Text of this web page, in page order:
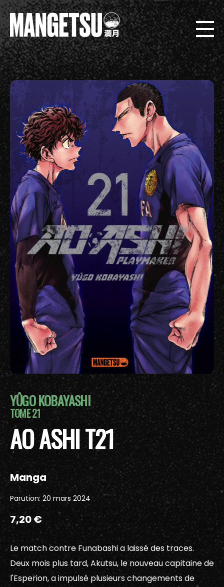
YÛGO KOBAYASHI
TOME 21
AO ASHI T21
Manga
Parution: 20 mars 2024
7,20 €
Le match contre Funabashi a laissé des traces.
Deux mois plus tard, Akutsu, le nouveau capitaine de
l'Esperion, a impulsé plusieurs changements de